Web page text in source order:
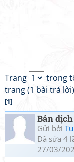
Trang
trong
trang (1 bài trả lời)
[1]
Bản
Gửi bởi
Đã sửa 4
27/03/